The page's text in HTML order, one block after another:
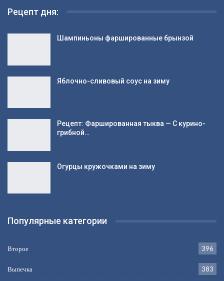
Рецепт дня:
Шампиньоны фаршированные брынзой
Яблочно-сливовый соус на зиму
Рецепт: Фаршированная тыква — С курино-
грибной…
Огурцы кружочками на зиму
Популярные категории
Второе 396
Выпечка 383